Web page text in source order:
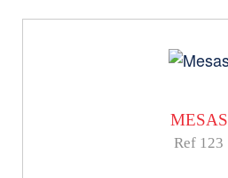
MESAS
Ref 123